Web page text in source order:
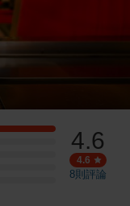
4.6
4.6
8則評論